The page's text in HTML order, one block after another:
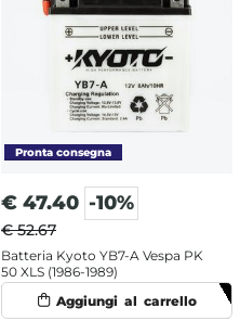
€ 47.40 -10%
€ 52.67
Batteria Kyoto YB7-A Vespa PK
50 XLS (1986-1989)